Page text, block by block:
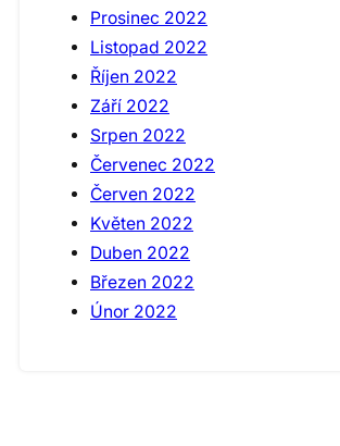
Prosinec 2022
Listopad 2022
Říjen 2022
Září 2022
Srpen 2022
Červenec 2022
Červen 2022
Květen 2022
Duben 2022
Březen 2022
Únor 2022